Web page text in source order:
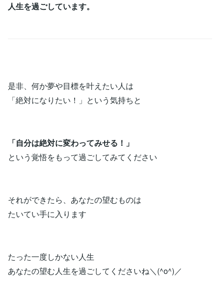
人生を過ごしています。
是非、何か夢や目標を叶えたい人は
「絶対になりたい！」という気持ちと
「自分は絶対に変わってみせる！」
という覚悟をもって過ごしてみてください
それができたら、あなたの望むものは
たいてい手に入ります
たった一度しかない人生
あなたの望む人生を過ごしてくださいね＼(^o^)／